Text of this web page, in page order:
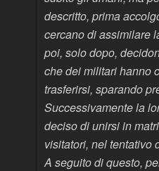
descritto, prima
cercano di assimilare
poi, solo dopo,
che dei militari hanno
trasferirsi, sparando
Successivamente la
deciso di unirsi in
visitatori, nel tentativo
A seguito di questo,